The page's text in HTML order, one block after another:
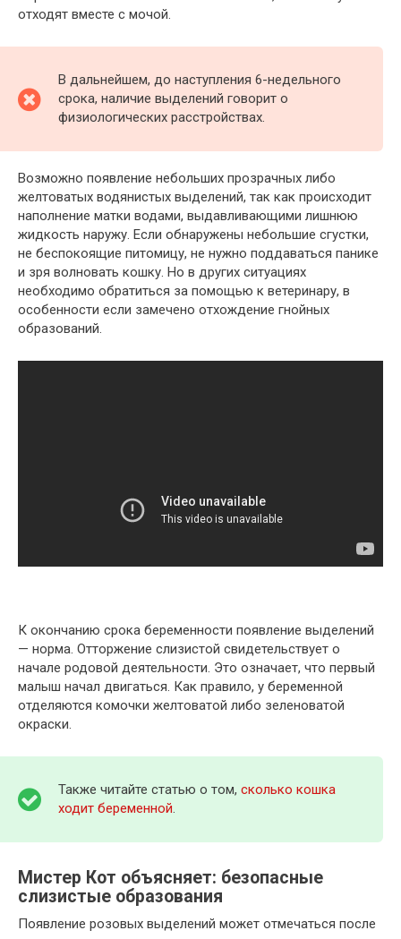
отходят вместе с мочой.
В дальнейшем, до наступления 6-недельного
срока, наличие выделений говорит о
физиологических расстройствах.
Возможно появление небольших прозрачных либо
желтоватых водянистых выделений, так как происходит
наполнение матки водами, выдавливающими лишнюю
жидкость наружу. Если обнаружены небольшие сгустки,
не беспокоящие питомицу, не нужно поддаваться панике
и зря волновать кошку. Но в других ситуациях
необходимо обратиться за помощью к ветеринару, в
особенности если замечено отхождение гнойных
образований.
К окончанию срока беременности появление выделений
— норма. Отторжение слизистой свидетельствует о
начале родовой деятельности. Это означает, что первый
малыш начал двигаться. Как правило, у беременной
отделяются комочки желтоватой либо зеленоватой
окраски.
Также читайте статью о том, сколько кошка
ходит беременной.
Мистер Кот объясняет: безопасные
слизистые образования
Появление розовых выделений может отмечаться после